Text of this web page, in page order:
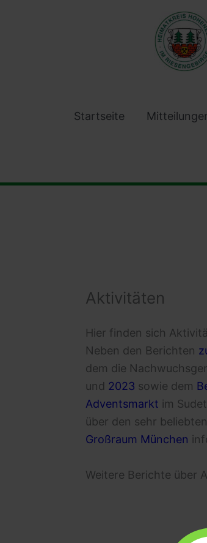
Startseite
Aktivitäten
Hier finden sich
Neben den Berichten
dem die
und 2023 sowie dem
Adventsmarkt im
über den sehr
Großraum München
Weitere Berichte über